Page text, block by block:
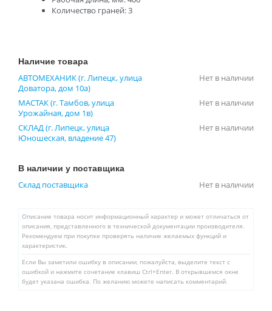
Количество граней: 3
Наличие товара
АВТОМЕХАНИК (г. Липецк, улица
Доватора, дом 10а)
Нет в наличии
МАСТАК (г. Тамбов, улица
Урожайная, дом 1в)
Нет в наличии
СКЛАД (г. Липецк, улица
Юношеская, владение 47)
Нет в наличии
В наличии у поставщика
Склад поставщика Нет в наличии
Описание товара носит информационный характер и может отличаться от
описания, представленного в технической документации производителя.
Рекомендуем при покупке проверять наличие желаемых функций и
характеристик.
Если Вы заметили ошибку в описании, пожалуйста, выделите текст с
ошибкой и нажмите сочетание клавиш Ctrl+Enter. В открывшемся окне
будет указана ошибка. По желанию можете написать комментарий.